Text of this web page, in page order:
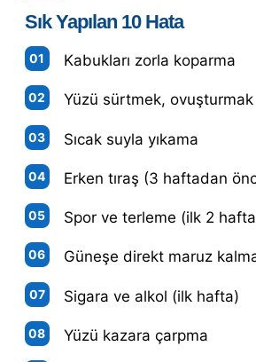
Sık Yapılan 10 Hata
Kabukları zorla koparma
Yüzü sürtmek, ovuşturmak
Sıcak suyla yıkama
Erken tıraş (3 haftadan
Spor ve terleme (ilk 2
Güneşe direkt maruz
Sigara ve alkol (ilk hafta)
Yüzü kazara çarpma